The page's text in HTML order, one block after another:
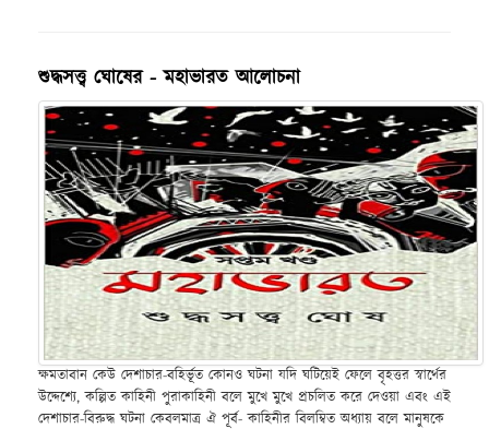
শুদ্ধসত্ত্ব ঘোষের - মহাভারত আলোচনা
ক্ষমতাবান কেউ দেশাচার-বহির্ভূত কোনও ঘটনা যদি ঘটিয়েই ফেলে বৃহত্তর স্বার্থের
উদ্দেশ্যে, কল্পিত কাহিনী পুরাকাহিনী বলে মুখে মুখে প্রচলিত করে দেওয়া এবং এই
দেশাচার-বিরুদ্ধ ঘটনা কেবলমাত্র ঐ পূর্ব- কাহিনীর বিলম্বিত অধ্যায় বলে মানুষকে